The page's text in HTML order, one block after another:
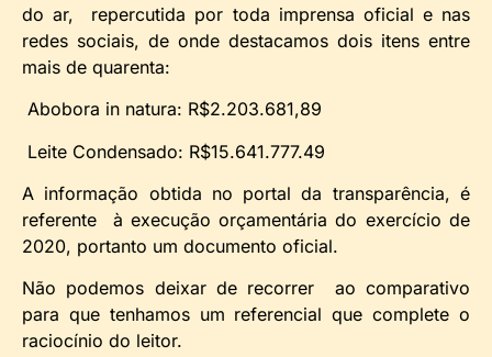
do ar, repercutida por toda imprensa oficial e nas
redes sociais, de onde destacamos dois itens entre
mais de quarenta:
Abobora in natura: R$2.203.681,89
Leite Condensado: R$15.641.777.49
A informação obtida no portal da transparência, é
referente à execução orçamentária do exercício de
2020, portanto um documento oficial.
Não podemos deixar de recorrer ao comparativo
para que tenhamos um referencial que complete o
raciocínio do leitor.